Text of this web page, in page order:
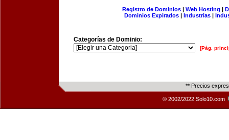
Registro de Dominios| Web Hosting |
Dominios Expirados | Industrias |
Categorías de Dominio:
[Pág.
** Precios
© 2002/2022 Solo10.com